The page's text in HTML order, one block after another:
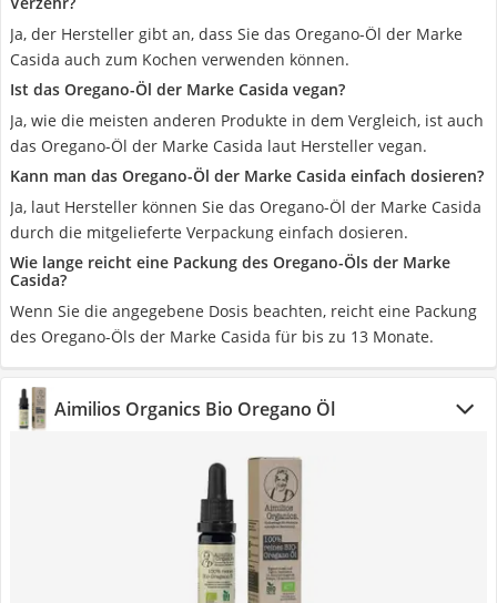
Ja, der Hersteller gibt an, dass Sie das Oregano-Öl der Marke
Casida auch zum Kochen verwenden können.
Ist das Oregano-Öl der Marke Casida vegan?
Ja, wie die meisten anderen Produkte in dem Vergleich, ist auch
das Oregano-Öl der Marke Casida laut Hersteller vegan.
Kann man das Oregano-Öl der Marke Casida einfach dosieren?
Ja, laut Hersteller können Sie das Oregano-Öl der Marke Casida
durch die mitgelieferte Verpackung einfach dosieren.
Wie lange reicht eine Packung des Oregano-Öls der Marke
Casida?
Wenn Sie die angegebene Dosis beachten, reicht eine Packung
des Oregano-Öls der Marke Casida für bis zu 13 Monate.
Aimilios Organics Bio Oregano Öl